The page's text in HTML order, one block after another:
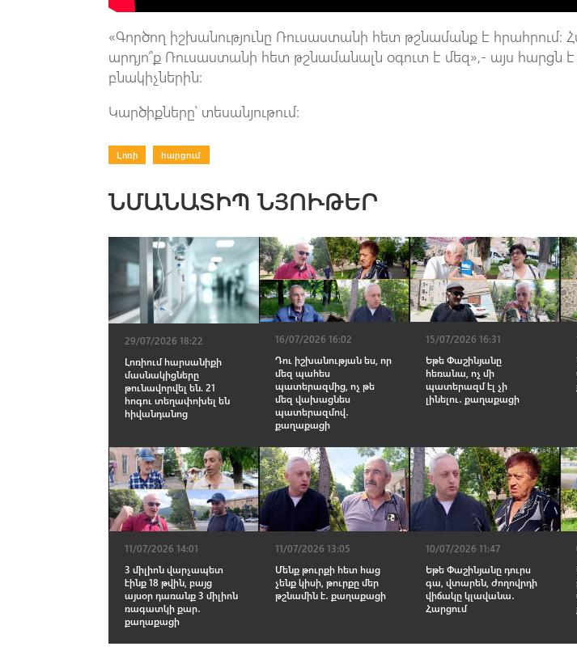
«Գործող իշխանությունը Ռուսաստանի հետ թշնամանք է հրահրում։
արդյո՞ք Ռուսաստանի հետ թշնամանալն օգուտ է մեզ»,- այս հարցն է
բնակիչներին:
Կարծիքները՝ տեսանյութում։
Լոռի հարցում
ՆՄԱՆԱՏԻՊ ՆՅՈՒԹԵՐ
29/07/2026 18:22
Լոռիում հարսանիքի
մասնակիցները
թունավորվել են. 21
հոգու տեղափոխել են
հիվանդանոց
16/07/2026 16:02
Դու իշխանության ես, որ
մեզ պահես
պատերազմից, ոչ թե
մեզ վախացնես
պատերազմով․
քաղաքացի
15/07/2026 16:31
Եթե Փաշինյանը
հեռանա, ոչ մի
պատերազմ էլ չի
լինելու․ քաղաքացի
11/07/2026 14:01
3 միլիոն վարչապետ
էինք 18 թվին, բայց
այսօր դառանք 3 միլիոն
ռագատկի քար․
քաղաքացի
11/07/2026 13:05
Մենք թուրքի հետ հաց
չենք կիսի, թուրքը մեր
թշնամին է․ քաղաքացի
10/07/2026 11:47
Եթե Փաշինյանը դուրս
գա, վտարեն, ժողովրդի
վիճակը կլավանա․
Հարցում